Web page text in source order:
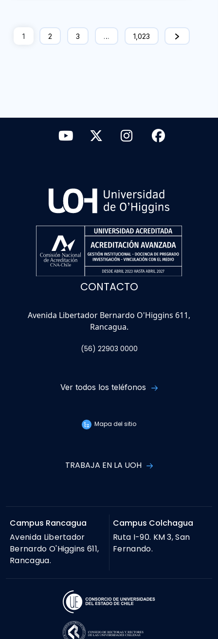
1 2 3 … 1,023
CONTACTO
Avenida Libertador Bernardo O'Higgins 611,
Rancagua.
(56) 22903 0000
Ver todos los teléfonos
Mapa del sitio
TRABAJA EN LA UOH
Campus Rancagua
Avenida Libertador
Bernardo O'Higgins 611,
Rancagua.
Campus Colchagua
Ruta I-90. KM 3, San
Fernando.